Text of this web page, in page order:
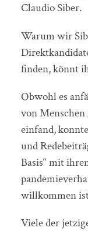
Claudio Siber.
Warum wir
finden, könnt
Obwohl es
von Menschen
einfand,
und
Basis“ mit
willkommen
Viele der